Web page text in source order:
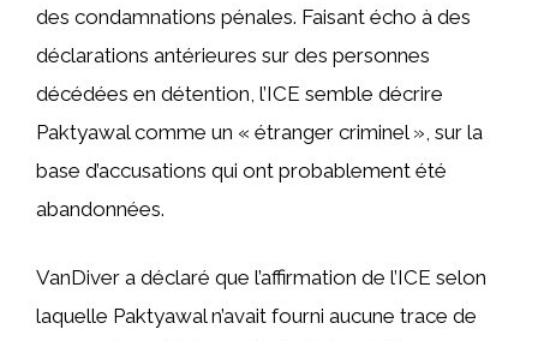
des condamnations pénales. Faisant écho à des
déclarations antérieures sur des personnes
décédées en détention, l’ICE semble décrire
Paktyawal comme un « étranger criminel », sur la
base d’accusations qui ont probablement été
abandonnées.
VanDiver a déclaré que l’affirmation de l’ICE selon
laquelle Paktyawal n’avait fourni aucune trace de